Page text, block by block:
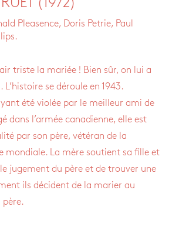
(1972)
Pleasence, Doris Petrie, Paul
triste la mariée ! Bien sûr, on lui a
se déroule en 1943.
ayant été violée par le meilleur ami de
dans l’armée canadienne, elle est
par son père, vétéran de la
mondiale. La mère soutient sa fille et
jugement du père et de trouver une
ils décident de la marier au
père.